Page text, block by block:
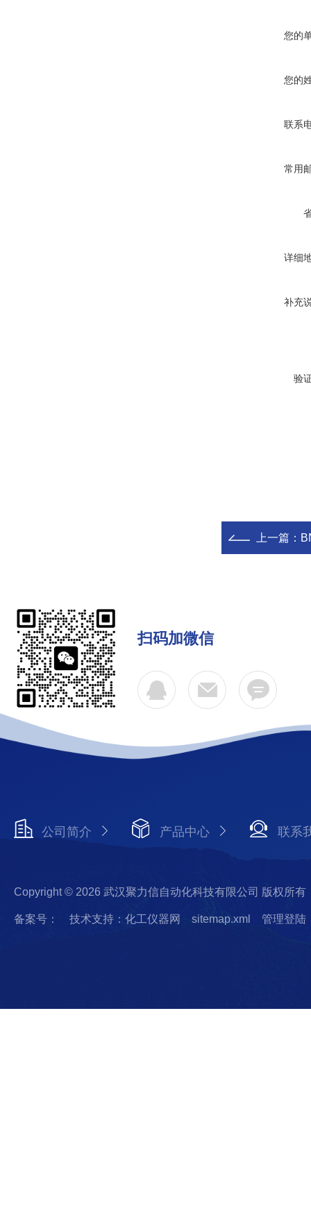
您的
您的
联系
常用
详细
补充
验
上一篇：
扫码加微信
公司简介 产品中心 联系
Copyright © 2026 武汉聚力信自动化科技有限公司 版权所有
备案号： 技术支持：化工仪器网 sitemap.xml 管理登陆